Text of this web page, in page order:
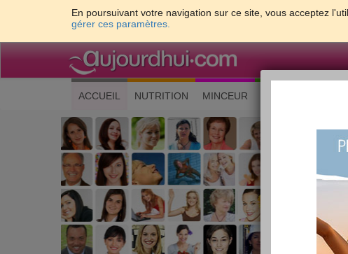
En poursuivant votre navigation sur ce site, vous acceptez
gérer ces paramètres.
ACCUEIL (current)
NUTRITION MINCEUR
Les